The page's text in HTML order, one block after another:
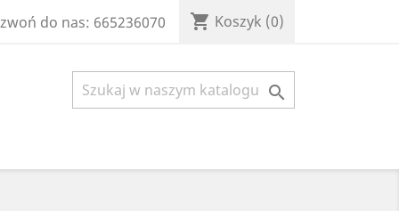
do nas: 665236070 shopping_cart Koszyk (0)
